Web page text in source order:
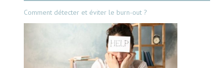
Comment détecter et éviter le burn-out ?